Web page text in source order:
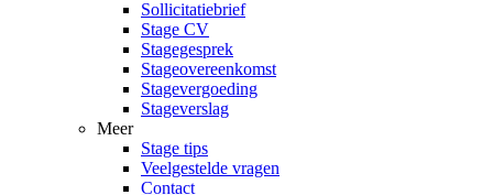
Sollicitatiebrief
Stage CV
Stagegesprek
Stageovereenkomst
Stagevergoeding
Stageverslag
Meer
Stage tips
Veelgestelde vragen
Contact